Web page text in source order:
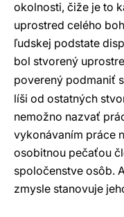
okolnosti, čiže je to
uprostred celého
ľudskej podstate
bol stvorený
poverený podmaniť
líši od ostatných
nemožno nazvať
vykonávaním práce
osobitnou pečaťou
spoločenstve osôb.
zmysle stanovuje